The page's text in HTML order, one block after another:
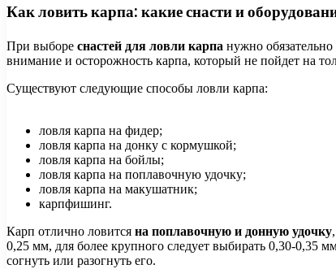
Как ловить карпа: какие снасти и
При выборе снастей для ловли карпа нужно
внимание и осторожность карпа, который не пойдет на
Существуют следующие способы ловли карпа:
ловля карпа на фидер;
ловля карпа на донку с кормушкой;
ловля карпа на бойлы;
ловля карпа на поплавочную удочку;
ловля карпа на макушатник;
карпфишинг.
Карп отлично ловится на поплавочную и донную удочку
0,25 мм, для более крупного следует выбирать 0,30-0,35
согнуть или разогнуть его.